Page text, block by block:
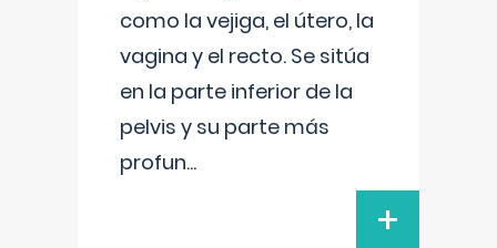
como la vejiga, el útero, la
vagina y el recto. Se sitúa
en la parte inferior de la
pelvis y su parte más
profun...
+